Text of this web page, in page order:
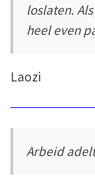
loslaten.
heel even
Laozi
Arbeid